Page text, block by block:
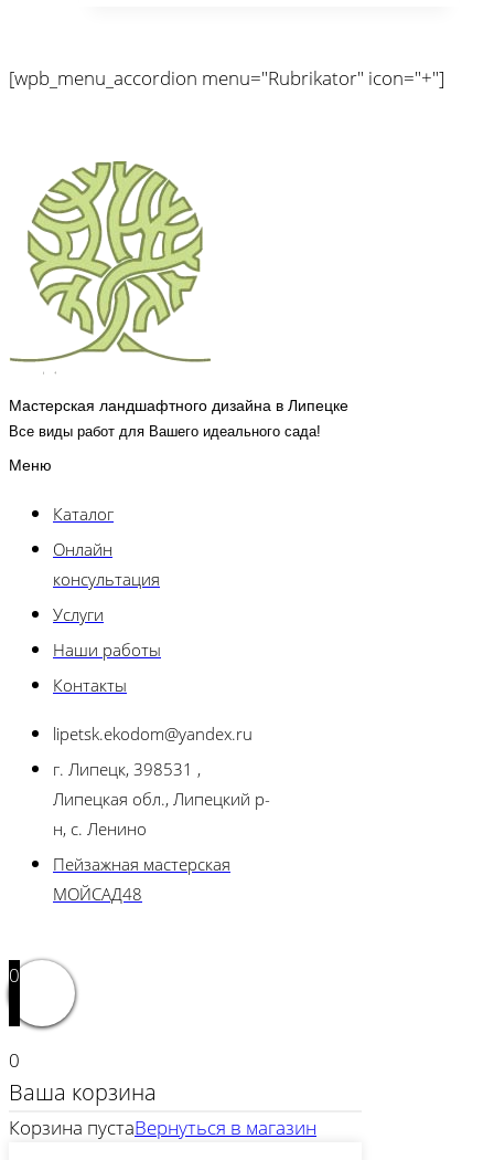
[wpb_menu_accordion menu="Rubrikator" icon="+"]
Мастерская ландшафтного дизайна в Липецке
Все виды работ для Вашего идеального сада!
Меню
Каталог
Онлайн
консультация
Услуги
Наши работы
Контакты
lipetsk.ekodom@yandex.ru
г. Липецк, 398531 ,
Липецкая обл., Липецкий р-
н, с. Ленино
Пейзажная мастерская
МОЙСАД48
0
0
Ваша корзина
Корзина пустаВернуться в магазин